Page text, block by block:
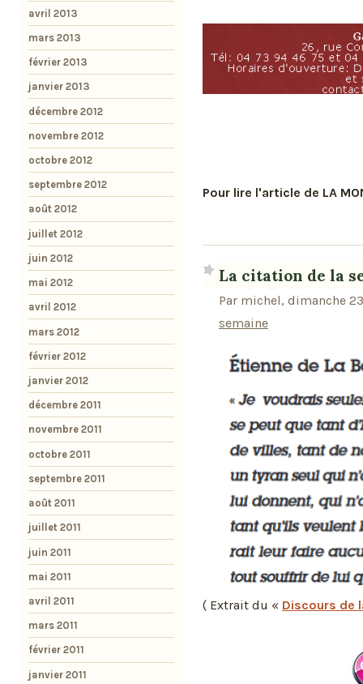
Pour lire l'article de LA
La citation de la
Par michel, dimanche
semaine
( Extrait du « Discours de
avril 2013
mars 2013
février 2013
janvier 2013
décembre 2012
novembre 2012
octobre 2012
septembre 2012
août 2012
juillet 2012
juin 2012
mai 2012
avril 2012
mars 2012
février 2012
janvier 2012
décembre 2011
novembre 2011
octobre 2011
septembre 2011
août 2011
juillet 2011
juin 2011
mai 2011
avril 2011
mars 2011
février 2011
janvier 2011